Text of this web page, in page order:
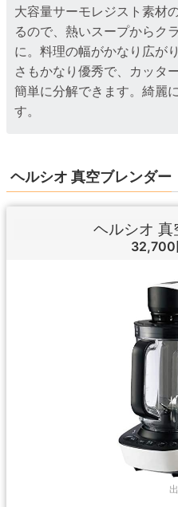
大容量サーモレジスト素材
るので、熱いスープからク
に。料理の幅がかなり広が
さもかなり優秀で、カッタ
簡単に分解できます。綺麗
す。
ヘルシオ 真空ブレンダー
ヘルシオ 真
32,700